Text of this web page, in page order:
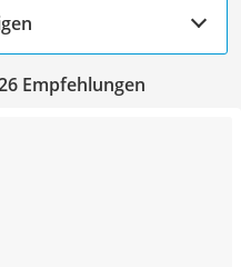
Empfehlungen